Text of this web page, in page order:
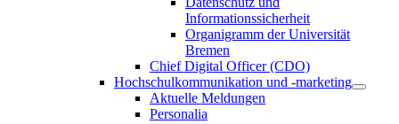
Informationssicherheit
Organigramm der Universität
Bremen
Chief Digital Officer (CDO)
Hochschulkommunikation und -marketing
Aktuelle Meldungen
Personalia